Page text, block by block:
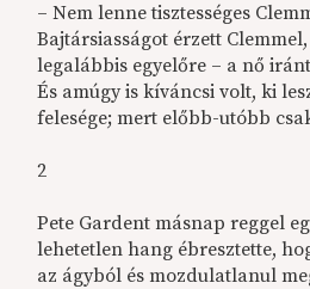
– Nem lenne tisztességes
Bajtársiasságot érzett
legalábbis egyelőre – a nő
És amúgy is kíváncsi volt, ki
felesége; mert előbb-utóbb
2
Pete Gardent másnap reggel
lehetetlen hang ébresztette,
az ágyból és mozdulatlanul